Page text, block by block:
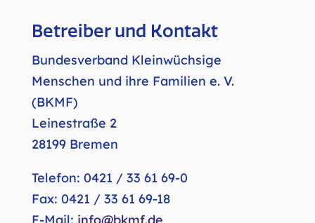
Betreiber und Kontakt
Bundesverband Kleinwüchsige
(BKMF)
Telefon: 0421 / 33 61 69-0
Fax: 0421 / 33 61 69-18